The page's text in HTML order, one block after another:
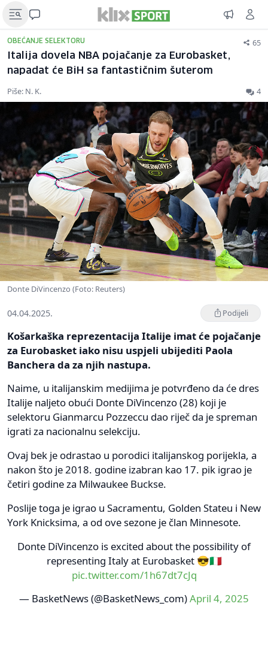
OBEĆANJE SELEKTORU 65
Italija dovela NBA pojačanje za Eurobasket,
napadat će BiH sa fantastičnim šuterom
Piše: N. K. 4
Donte DiVincenzo (Foto: Reuters)
04.04.2025. Podijeli
Košarkaška reprezentacija Italije imat će pojačanje
za Eurobasket iako nisu uspjeli ubijediti Paola
Banchera da za njih nastupa.
Naime, u italijanskim medijima je potvrđeno da će dres
Italije naljeto obući Donte DiVincenzo (28) koji je
selektoru Gianmarcu Pozzeccu dao riječ da je spreman
igrati za nacionalnu selekciju.
Ovaj bek je odrastao u porodici italijanskog porijekla, a
nakon što je 2018. godine izabran kao 17. pik igrao je
četiri godine za Milwaukee Buckse.
Poslije toga je igrao u Sacramentu, Golden Stateu i New
York Knicksima, a od ove sezone je član Minnesote.
Donte DiVincenzo is excited about the possibility of
representing Italy at Eurobasket 😎🇮🇹
pic.twitter.com/1h67dt7cJq
— BasketNews (@BasketNews_com)April 4, 2025